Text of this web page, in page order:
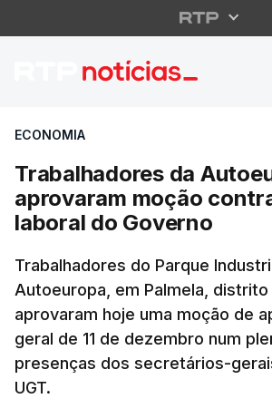
ECONOMIA
Trabalhadores da
aprovaram moção
laboral do Governo
Trabalhadores do Parque
Autoeuropa, em Palmela, distrito
aprovaram hoje uma moção de
geral de 11 de dezembro num
presenças dos secretários-
UGT.